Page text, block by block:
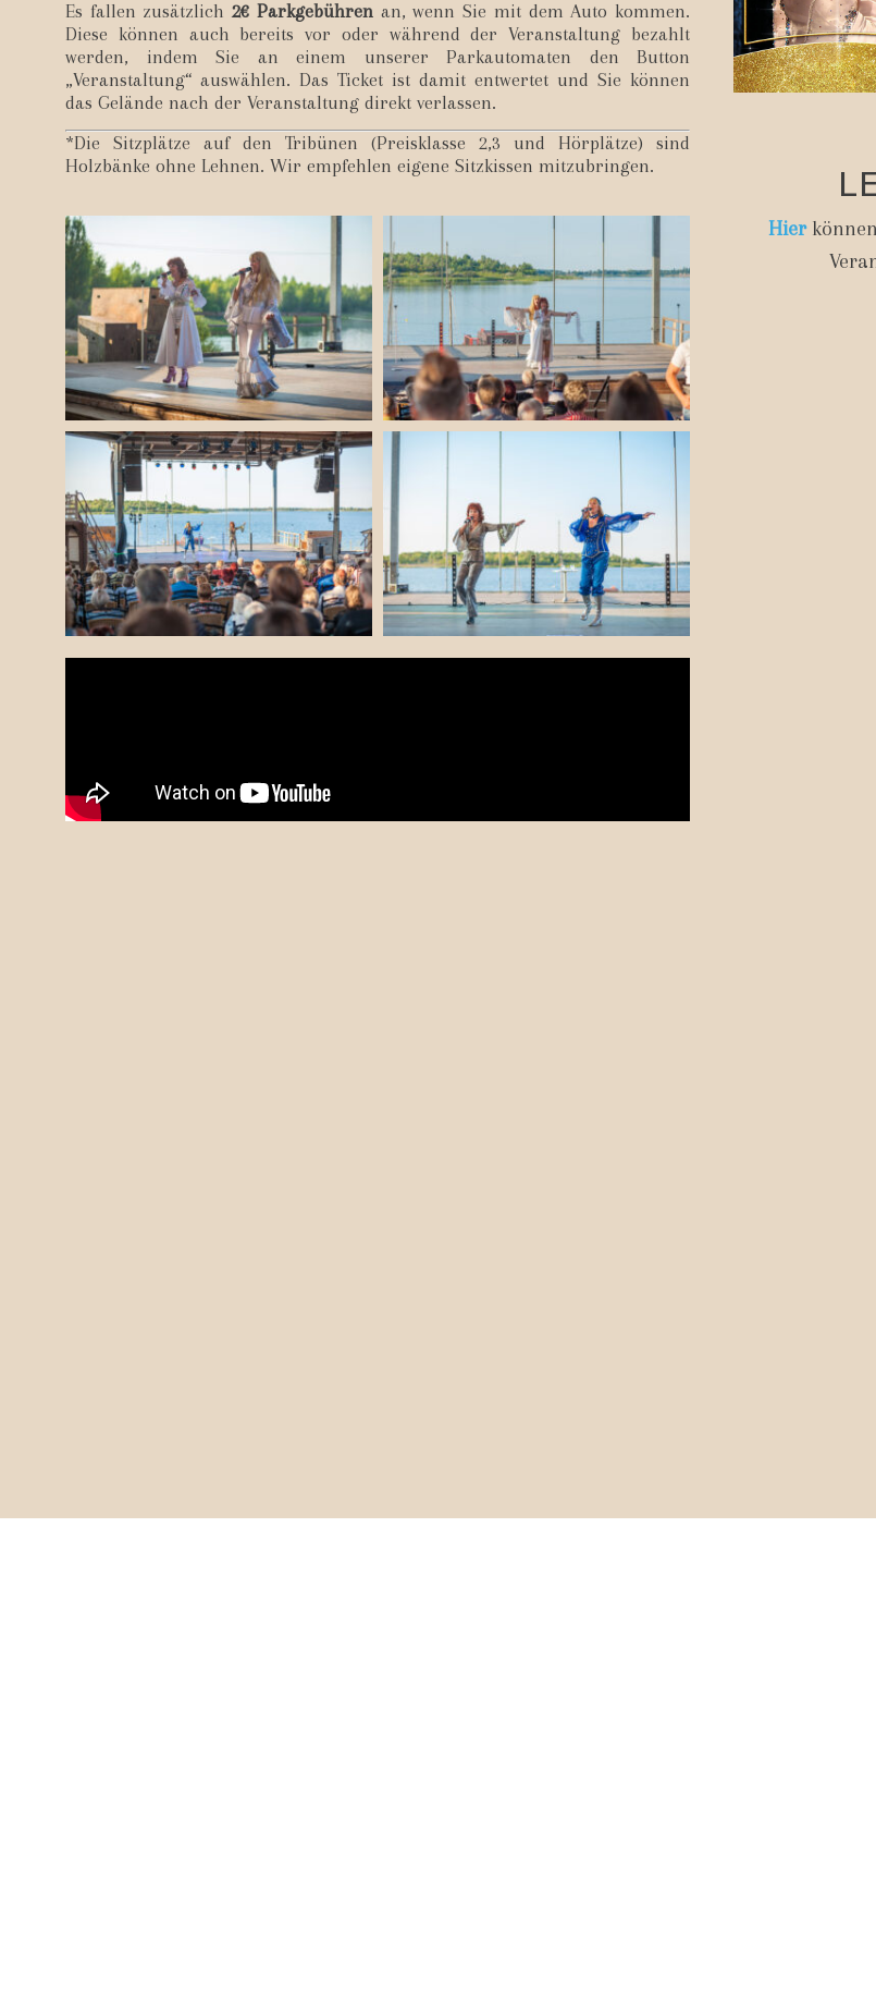
Es fallen zusätzlich2€ Parkgebührenan, wenn Sie mit dem Auto kommen.
Diese können auch bereits vor oder während der Veranstaltung bezahlt
werden, indem Sie an einem unserer Parkautomaten den Button
„Veranstaltung“ auswählen. Das Ticket ist damit entwertet und Sie können
das Gelände nach der Veranstaltung direkt verlassen.
*Die Sitzplätze auf den Tribünen (Preisklasse 2,3 und Hörplätze) sind
Holzbänke ohne Lehnen. Wir empfehlen eigene Sitzkissen mitzubringen.
Hier